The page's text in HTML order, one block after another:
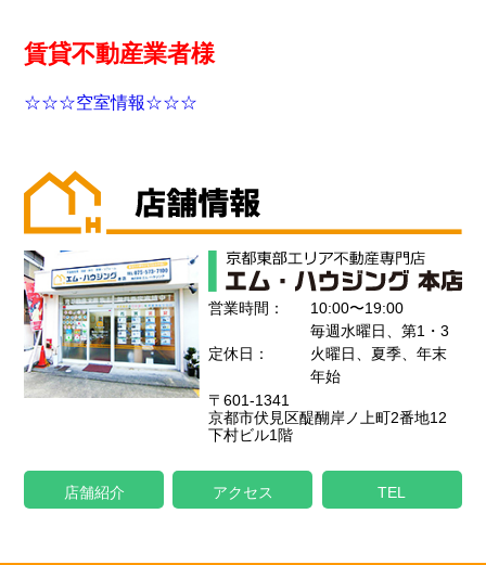
賃貸不動産業者様
☆☆☆空室情報☆☆☆
営業時間： 10:00〜19:00
定休日：
毎週水曜日、第1・3
火曜日、夏季、年末
年始
〒601-1341
京都市伏見区醍醐岸ノ上町2番地12
下村ビル1階
店舗紹介 アクセス TEL